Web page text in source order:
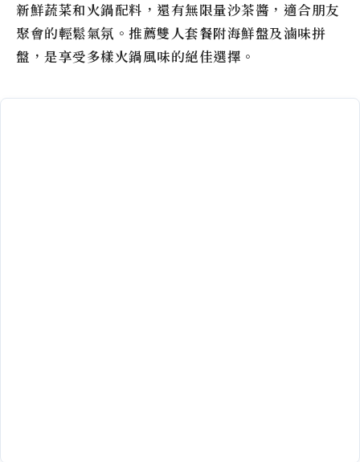
新鮮蔬菜和火鍋配料，還有無限量沙茶醬，適合朋友
聚會的輕鬆氣氛。推薦雙人套餐附海鮮盤及滷味拼
盤，是享受多樣火鍋風味的絕佳選擇。